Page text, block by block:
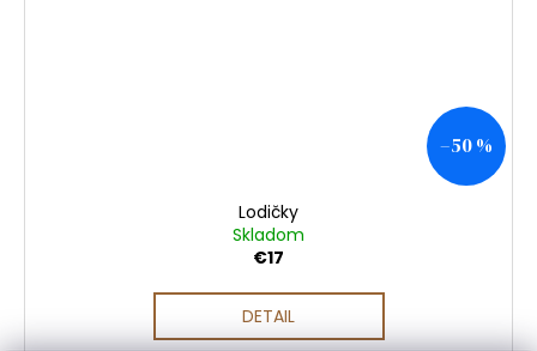
–50 %
Lodičky
Skladom
€17
DETAIL